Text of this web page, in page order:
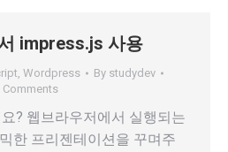
impress.js 사용
, Wordpress By studydev
Comments
? 웹브라우저에서 실행되는
한 프리젠테이션을 꾸며주